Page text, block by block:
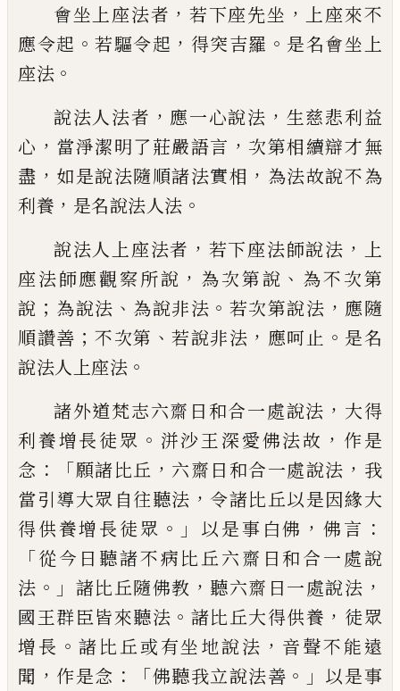
會坐上座法者 ，若下座先坐 ，
上座來不
應令起 。若驅令起 ， 得突吉羅 。 是名會坐上
座法 。
說法人法者 ， 應一心說法 ， 生慈悲利益
心 ， 當淨潔明了莊嚴語言 ， 次第相續辯才無
盡 ， 如是說法隨順諸法實相 ， 為法故說不為
利養 ， 是名說法人法 。
說法人上座法者 ， 若下座法師說法 ，
上
座法師應觀察所說 ， 為次第說 、 為不次第
說 ； 為說法 、 為說非法 。 若次第說法 ， 應隨
順讚善 ； 不次第 、若說非法 ， 應呵止 。 是名
說法人上座法 。
諸外道梵志六齋 日和合一處說法 ， 大得
利養增長徒眾 。 洴沙王深愛佛法故 ， 作是
念 ：「願諸比丘 ， 六齋日 和合一處說法 ， 我
當引導大眾自往聽法 ，令諸比丘以是因緣大
得供養增長徒眾 。」 以是事白佛 ， 佛言 ：
「從今日聽諸不病比丘六齋日 和合一處說
法 。」 諸比丘隨佛教 ， 聽六齋日一處說法 ，
國王群臣皆來聽法 。 諸比丘大得供養 ， 徒眾
增長 。諸比丘或有坐地說法 ， 音聲不能遠
聞 ， 作是念 ：「佛聽我立說法善 。」 以是事